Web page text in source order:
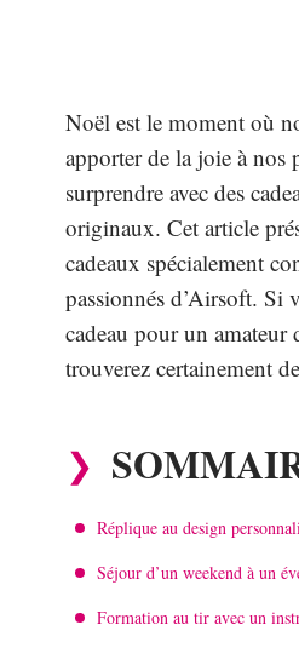
Noël est le moment où
apporter de la joie à nos
surprendre avec des
originaux. Cet article
cadeaux spécialement
passionnés d’Airsoft. Si
cadeau pour un amateur
trouverez certainement
Réplique au design
Séjour d’un weekend à un
Formation au tir avec un